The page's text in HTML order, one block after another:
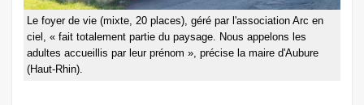
Le foyer de vie (mixte, 20 places), géré par l'association Arc en
ciel, « fait totalement partie du paysage. Nous appelons les
adultes accueillis par leur prénom », précise la maire d'Aubure
(Haut-Rhin).